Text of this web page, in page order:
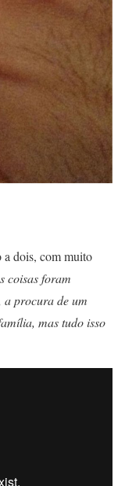
a dois, com muito
coisas foram
a procura de um
mas tudo isso